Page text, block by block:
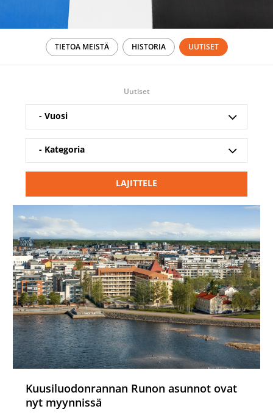
TIETOA MEISTÄ HISTORIA UUTISET
Uutiset
LAJITTELE
Kuusiluodonrannan Runon asunnot ovat
nyt myynnissä